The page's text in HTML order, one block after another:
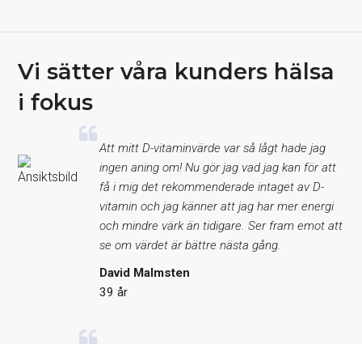
Vi sätter våra kunders hälsa
i fokus
Att mitt D-vitaminvärde var så lågt hade jag
ingen aning om! Nu gör jag vad jag kan för att
få i mig det rekommenderade intaget av D-
vitamin och jag känner att jag har mer energi
och mindre värk än tidigare. Ser fram emot att
se om värdet är bättre nästa gång.
David Malmsten
39 år